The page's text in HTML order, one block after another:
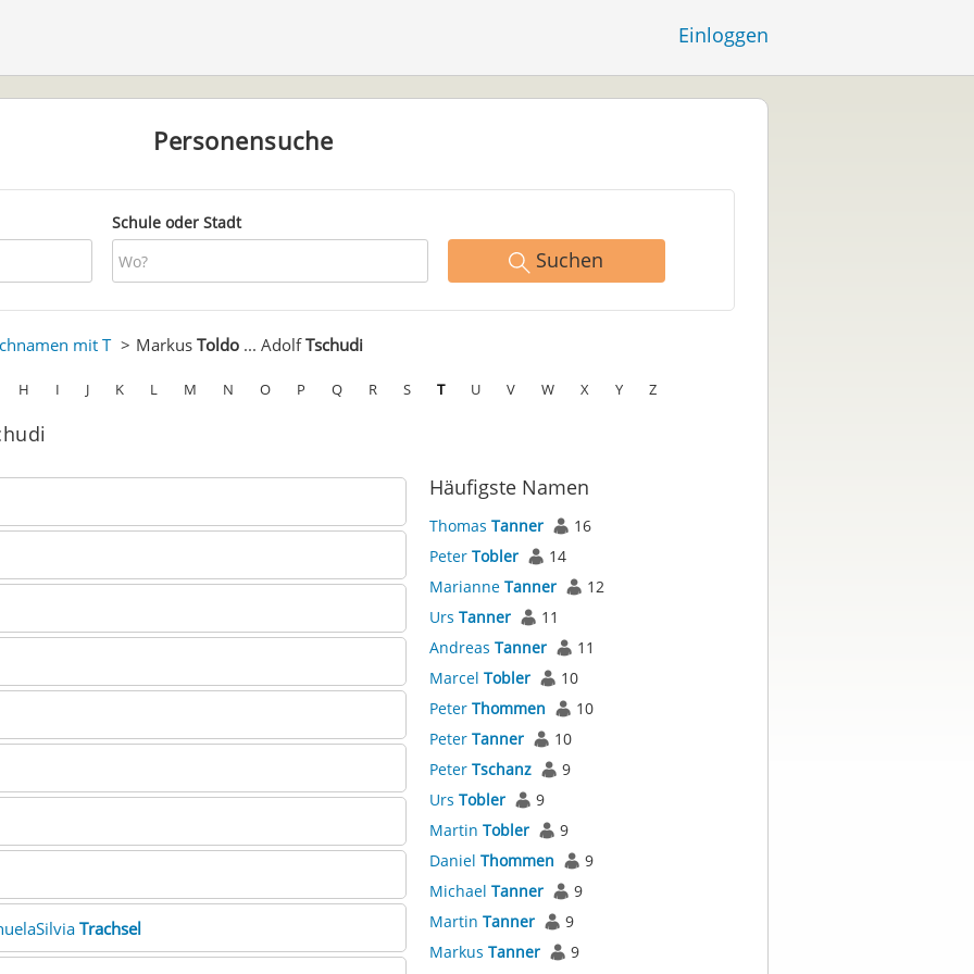
Einloggen
Personensuche
Schule oder Stadt
Suchen
mit T Markus Toldo... AdolfTschudi
H I J K L M N O P Q R S T U V W X Y Z
Trachsel
Häufigste Namen
Thomas Tanner
16
Peter Tobler
14
Marianne Tanner
12
Urs Tanner
11
Andreas Tanner
11
Marcel Tobler
10
Peter Thommen
10
Peter Tanner
10
Peter Tschanz
9
Urs Tobler
9
Martin Tobler
9
Daniel Thommen
9
Michael Tanner
9
Martin Tanner
9
Markus Tanner
9